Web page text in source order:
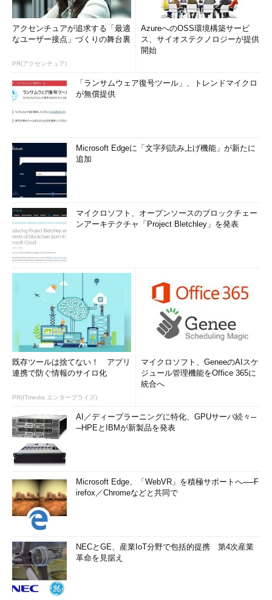
アクセンチュアが追求する「最適
なユーザー接点」づくりの舞台裏
PR(アクセンチュア)
AzureへのOSS環境構築サービ
ス、サイオステクノロジーが提供
開始
「ランサムウェア復号ツール」、トレンドマイクロ
が無償提供
Microsoft Edgeに「文字列読み上げ機能」が新たに
追加
マイクロソフト、オープンソースのブロックチェー
ンアーキテクチャ「Project Bletchley」を発表
既存ツールは捨てない！ アプリ
連携で防ぐ情報のサイロ化
PR(ITmedia エンタープライズ)
マイクロソフト、GeneeのAIスケ
ジュール管理機能をOffice 365に
統合へ
AI／ディープラーニングに特化、GPUサーバ続々─
─HPEとIBMが新製品を発表
Microsoft Edge、「WebVR」を積極サポートへ──F
irefox／Chromeなどと共同で
NECとGE、産業IoT分野で包括的提携 第4次産業
革命を見据え